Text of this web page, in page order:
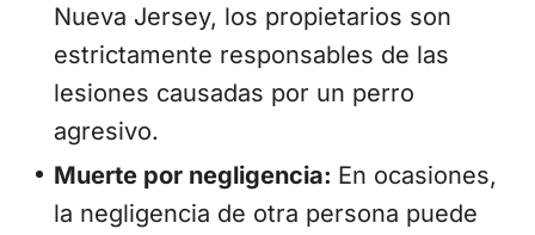
Nueva Jersey, los propietarios son
estrictamente responsables de las
lesiones causadas por un perro
agresivo.
Muerte por negligencia: En ocasiones,
la negligencia de otra persona puede